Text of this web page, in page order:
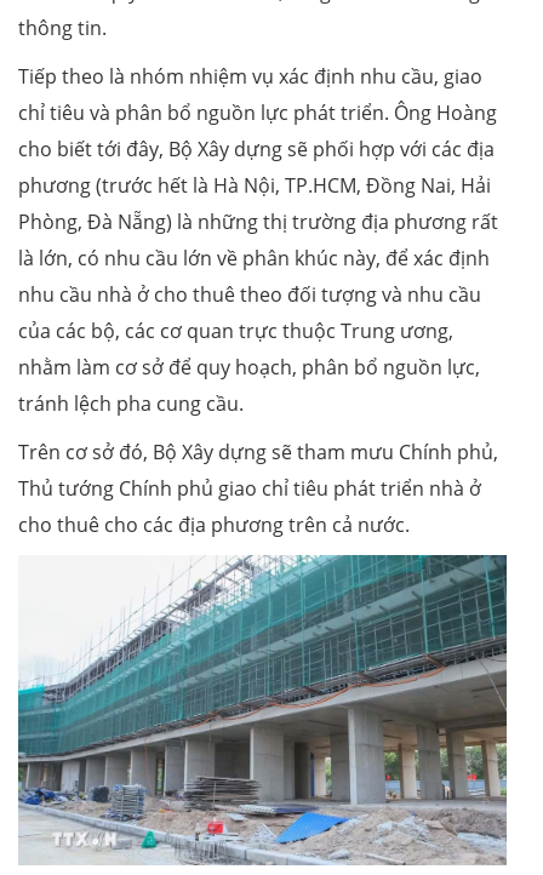
thông tin.
Tiếp theo là nhóm nhiệm vụ xác định nhu cầu, giao
chỉ tiêu và phân bổ nguồn lực phát triển. Ông Hoàng
cho biết tới đây, Bộ Xây dựng sẽ phối hợp với các địa
phương (trước hết là Hà Nội, TP.HCM, Đồng Nai, Hải
Phòng, Đà Nẵng) là những thị trường địa phương rất
là lớn, có nhu cầu lớn về phân khúc này, để xác định
nhu cầu nhà ở cho thuê theo đối tượng và nhu cầu
của các bộ, các cơ quan trực thuộc Trung ương,
nhằm làm cơ sở để quy hoạch, phân bổ nguồn lực,
tránh lệch pha cung cầu.
Trên cơ sở đó, Bộ Xây dựng sẽ tham mưu Chính phủ,
Thủ tướng Chính phủ giao chỉ tiêu phát triển nhà ở
cho thuê cho các địa phương trên cả nước.